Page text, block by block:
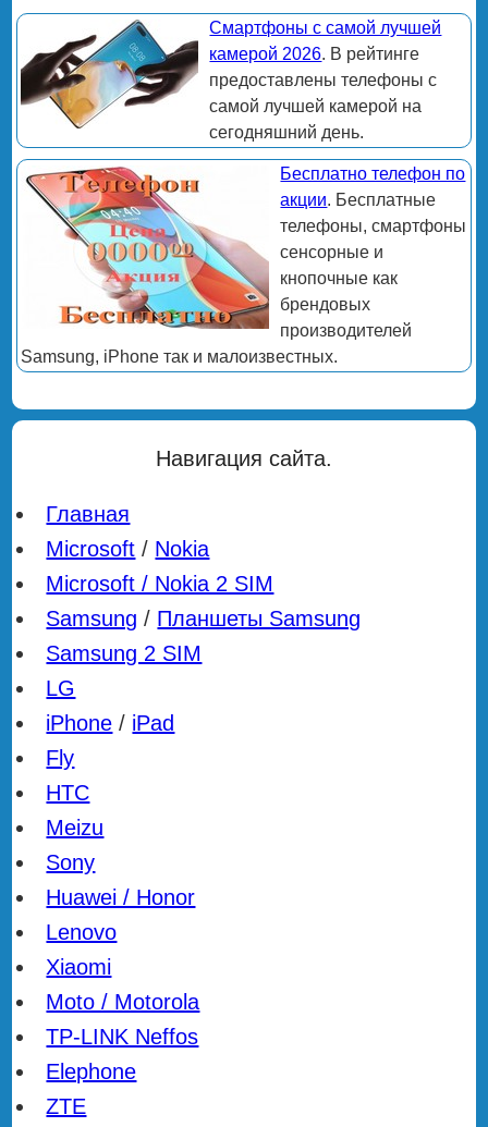
Смартфоны с самой лучшей
камерой 2026. В рейтинге
предоставлены телефоны с
самой лучшей камерой на
сегодняшний день.
Бесплатно телефон по
акции. Бесплатные
телефоны, смартфоны
сенсорные и
кнопочные как
брендовых
производителей
Samsung, iPhone так и малоизвестных.
Навигация сайта.
Главная
Microsoft / Nokia
Microsoft / Nokia 2 SIM
Samsung / Планшеты Samsung
Samsung 2 SIM
LG
iPhone / iPad
Fly
HTC
Meizu
Sony
Huawei / Honor
Lenovo
Xiaomi
Moto / Motorola
TP-LINK Neffos
Elephone
ZTE